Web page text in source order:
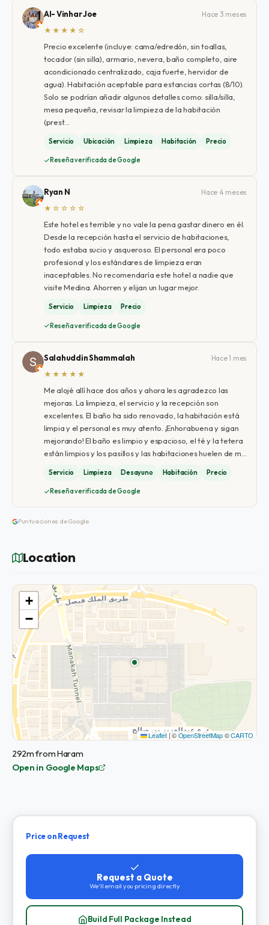
Al- Vinhar Joe
Hace 3 meses
★★★★☆
Precio excelente (incluye: cama/edredón, sin toallas,
tocador (sin silla), armario, nevera, baño completo, aire
acondicionado centralizado, caja fuerte, hervidor de
agua). Habitación aceptable para estancias cortas (8/10).
Solo se podrían añadir algunos detalles como: silla/silla,
mesa pequeña, revisar la limpieza de la habitación
(prest…
Servicio Ubicación Limpieza Habitación Precio
Reseña verificada de Google
Ryan N
Hace 4 meses
★☆☆☆☆
Este hotel es terrible y no vale la pena gastar dinero en él.
Desde la recepción hasta el servicio de habitaciones,
todo estaba sucio y asqueroso. El personal era poco
profesional y los estándares de limpieza eran
inaceptables. No recomendaría este hotel a nadie que
visite Medina. Ahorren y elijan un lugar mejor.
Servicio Limpieza Precio
Reseña verificada de Google
Salahuddin Shammalah
Hace 1 mes
★★★★★
Me alojé allí hace dos años y ahora les agradezco las
mejoras. La limpieza, el servicio y la recepción son
excelentes. El baño ha sido renovado, la habitación está
limpia y el personal es muy atento. ¡Enhorabuena y sigan
mejorando! El baño es limpio y espacioso, el té y la tetera
están limpios y los pasillos y las habitaciones huelen de m…
Servicio Limpieza Desayuno Habitación Precio
Reseña verificada de Google
Puntuaciones de Google
Location
+
−
Leaflet |©OpenStreetMap©CARTO
292m from Haram
Open in Google Maps
Price on Request
Request a Quote
We'll email you pricing directly
Build Full Package Instead